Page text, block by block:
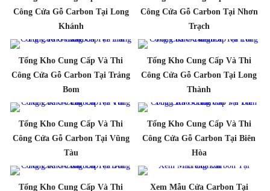
Công Cửa Gỗ Carbon Tại Long
Khánh
Công Cửa Gỗ Carbon Tại Nhơn
Trạch
Tổng Kho Cung Cấp Và Thi
Công Cửa Gỗ Carbon Tại Trảng
Bom
Tổng Kho Cung Cấp Và Thi
Công Cửa Gỗ Carbon Tại Long
Thành
Tổng Kho Cung Cấp Và Thi
Công Cửa Gỗ Carbon Tại Vũng
Tàu
Tổng Kho Cung Cấp Và Thi
Công Cửa Gỗ Carbon Tại Biên
Hòa
Tổng Kho Cung Cấp Và Thi
Xem Mẫu Cửa Carbon Tại